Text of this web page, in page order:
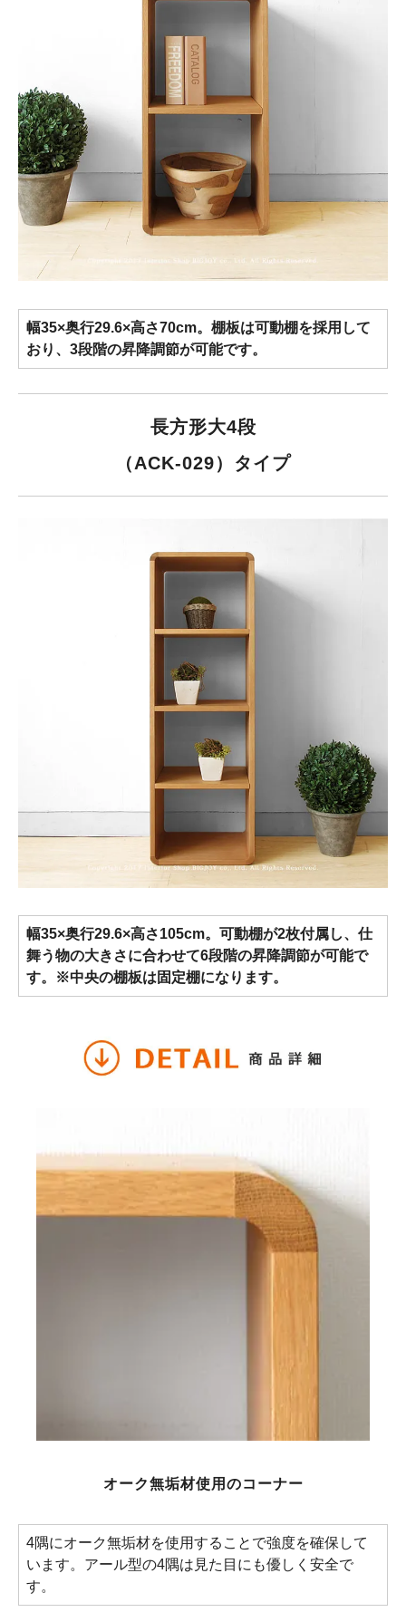
幅35×奥行29.6×高さ70cm。棚板は可動棚を採用して
おり、3段階の昇降調節が可能です。
長方形大4段
（ACK-029）タイプ
幅35×奥行29.6×高さ105cm。可動棚が2枚付属し、仕
舞う物の大きさに合わせて6段階の昇降調節が可能で
す。※中央の棚板は固定棚になります。
オーク無垢材使用のコーナー
4隅にオーク無垢材を使用することで強度を確保して
います。アール型の4隅は見た目にも優しく安全で
す。